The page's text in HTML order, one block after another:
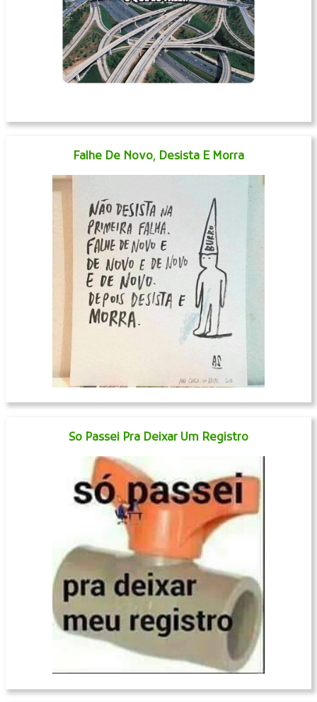
Falhe De Novo, Desista E Morra
So Passei Pra Deixar Um Registro